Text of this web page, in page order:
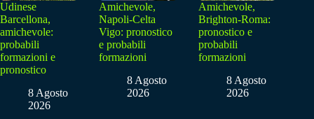
Udinese
Barcellona,
amichevole:
probabili
formazioni e
pronostico
8 Agosto
2026
Amichevole,
Napoli-Celta
Vigo: pronostico
e probabili
formazioni
8 Agosto
2026
Amichevole,
Brighton-Roma:
pronostico e
probabili
formazioni
8 Agosto
2026